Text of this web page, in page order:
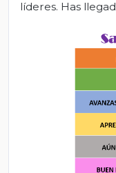
líderes. Has